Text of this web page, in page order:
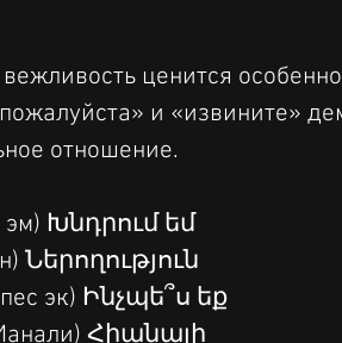
ценится
и «извините»
отношение.
эм) Խնդրում եմ
Ներողություն
эк) Ինչպե՞ս եք
Հիանալի